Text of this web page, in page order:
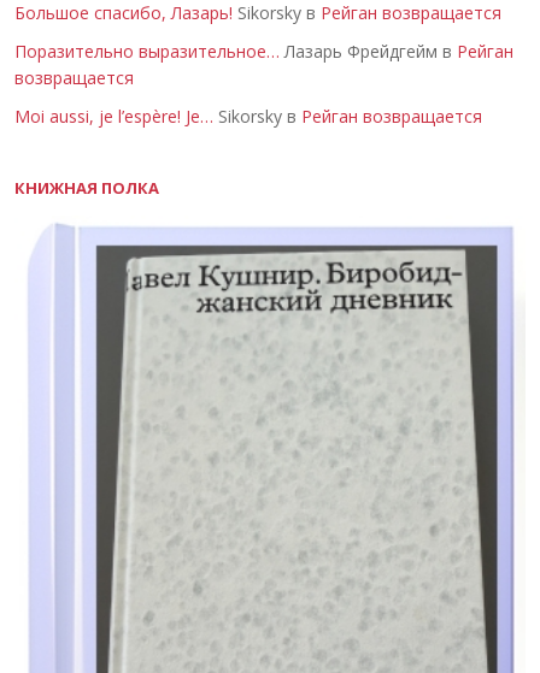
Большое спасибо, Лазарь! Sikorsky в Рейган возвращается
Поразительно выразительное… Лазарь Фрейдгейм в Рейган
возвращается
Moi aussi, je l’espère! Je… Sikorsky в Рейган возвращается
КНИЖНАЯ ПОЛКА